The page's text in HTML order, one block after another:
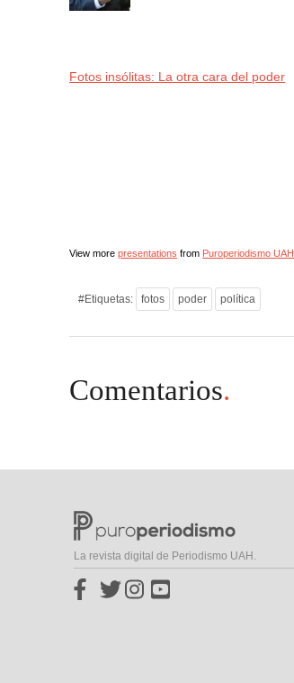
Fotos insólitas: La otra cara del poder
View morepresentations from Puroperiodismo UAH
#Etiquetas: fotos poder política
Comentarios.
La revista digital de Periodismo UAH.